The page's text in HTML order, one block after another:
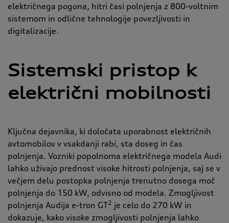
električnega pogona, hitri časi polnjenja z 800-voltnim
sistemom in odlične tehnologije povezljivosti in
digitalizacije.
Sistemski pristop k
električni mobilnosti
Ključna dejavnika, ki določata uporabnost električnih
avtomobilov v vsakdanji rabi, sta doseg in čas
polnjenja. Vozniki popolnoma električnega modela Audi
lahko uživajo prednost visoke hitrosti polnjenja, saj se v
večjem delu postopka polnjenja trenutno dosega moč
polnjenja do 150 kW, odvisno od modela. Zmogljivost
polnjenja Audija e-tron GT2 je celo do 270 kW in
dokazuje, kako visoke zmogljivosti polnjenja lahko